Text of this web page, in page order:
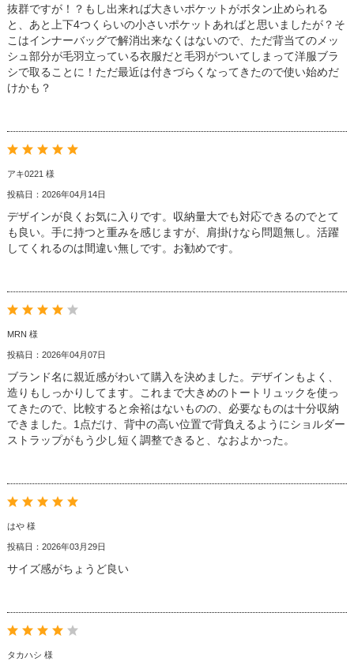
抜群ですが！？もし出来れば大きいポケットがボタン止められる
と、あと上下4つくらいの小さいポケットあればと思いましたが？そ
こはインナーバッグで解消出来なくはないので、ただ背当てのメッ
シュ部分が毛羽立っている衣服だと毛羽がついてしまって洋服ブラ
シで取ることに！ただ最近は付きづらくなってきたので使い始めだ
けかも？
アキ0221 様
投稿日：2026年04月14日
デザインが良くお気に入りです。収納量大でも対応できるのでとて
も良い。手に持つと重みを感じますが、肩掛けなら問題無し。活躍
してくれるのは間違い無しです。お勧めです。
MRN 様
投稿日：2026年04月07日
ブランド名に親近感がわいて購入を決めました。デザインもよく、
造りもしっかりしてます。これまで大きめのトートリュックを使っ
てきたので、比較すると余裕はないものの、必要なものは十分収納
できました。1点だけ、背中の高い位置で背負えるようにショルダー
ストラップがもう少し短く調整できると、なおよかった。
はや 様
投稿日：2026年03月29日
サイズ感がちょうど良い
タカハシ 様